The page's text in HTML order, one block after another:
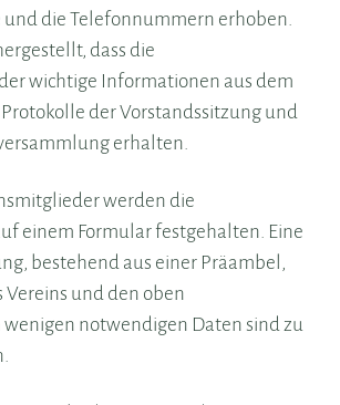
und die Telefonnummern erhoben.
dass die
wichtige Informationen aus dem
der Vorstandssitzung und
erhalten.
werden die
einem Formular festgehalten. Eine
bestehend aus einer Präambel,
Vereins und den oben
wenigen notwendigen Daten sind zu